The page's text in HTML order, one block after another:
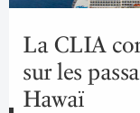
La CLIA
sur les
Hawaï